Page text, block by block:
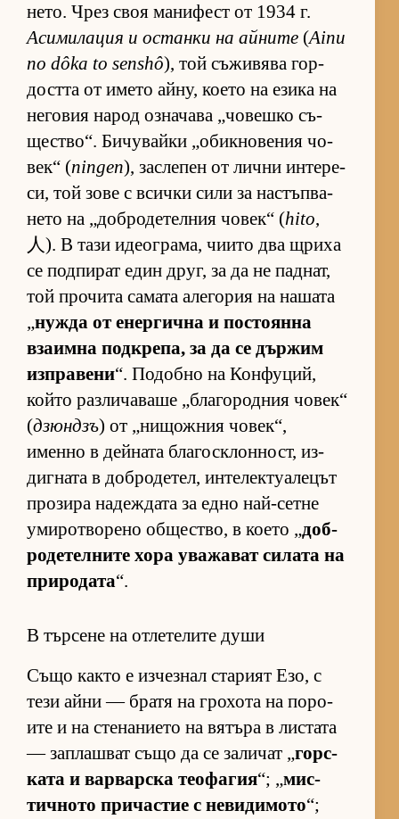
не­то. Чрез своя ма­ни­фест от 1934 г.
Аси­ми­ла­ция и ос­танки на ай­ните (Ainu
no dôka to senshô), той съ­жи­вява гор­
достта от името ай­ну, ко­ето на езика на
не­го­вия на­род оз­на­чава „чо­вешко съ­
щес­т­во“. Би­чу­вайки „о­бик­но­ве­ния чо­
век“ (ningen), зас­ле­пен от лични ин­те­ре­
си, той зове с всички сили за нас­тъп­ва­
нето на „доб­ро­де­тел­ния чо­век“ (hito,
人). В тази иде­ог­ра­ма, чи­ито два щриха
се под­пи­рат един друг, за да не пад­нат,
той про­чита са­мата але­го­рия на на­шата
„нужда от енер­гична и пос­то­янна
вза­имна под­к­ре­па, за да се дър­жим
из­п­ра­вени“. По­добно на Кон­фу­ций,
който раз­ли­ча­ваше „бла­го­род­ния чо­век“
(дзюндзъ) от „ни­щож­ния чо­век“,
именно в дей­ната бла­гос­к­лон­ност, из­
диг­ната в доб­ро­де­тел, ин­те­лек­ту­а­ле­цът
про­зира на­деж­дата за едно най-сетне
уми­рот­во­рено об­щес­т­во, в ко­ето „доб­
ро­де­тел­ните хора ува­жа­ват си­лата на
при­ро­дата“.
В търсене на отлетелите души
Също както е из­чез­нал ста­рият Езо, с
тези айни — братя на гро­хота на по­ро­
ите и на сте­на­ни­ето на вя­търа в лис­тата
— зап­лаш­ват също да се за­ли­чат „гор­с­
ката и вар­вар­ска те­о­фа­гия“; „мис­
тич­ното при­час­тие с не­ви­ди­мото“;